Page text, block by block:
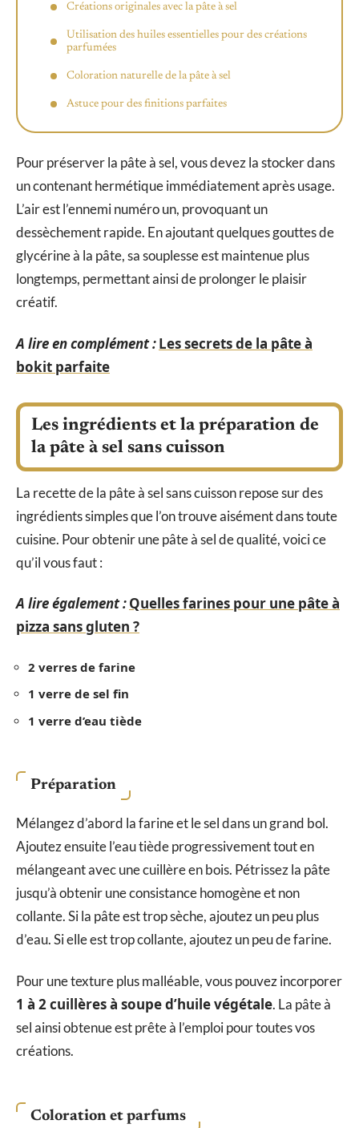
Créations originales avec la pâte à sel
Utilisation des huiles essentielles pour des créations
parfumées
Coloration naturelle de la pâte à sel
Astuce pour des finitions parfaites
Pour préserver la pâte à sel, vous devez la stocker dans
un contenant hermétique immédiatement après usage.
L’air est l’ennemi numéro un, provoquant un
dessèchement rapide. En ajoutant quelques gouttes de
glycérine à la pâte, sa souplesse est maintenue plus
longtemps, permettant ainsi de prolonger le plaisir
créatif.
A lire en complément :Les secrets de la pâte à
bokit parfaite
Les ingrédients et la préparation de
la pâte à sel sans cuisson
La recette de la pâte à sel sans cuisson repose sur des
ingrédients simples que l’on trouve aisément dans toute
cuisine. Pour obtenir une pâte à sel de qualité, voici ce
qu’il vous faut :
A lire également :Quelles farines pour une pâte à
pizza sans gluten ?
2 verres de farine
1 verre de sel fin
1 verre d’eau tiède
Préparation
Mélangez d’abord la farine et le sel dans un grand bol.
Ajoutez ensuite l’eau tiède progressivement tout en
mélangeant avec une cuillère en bois. Pétrissez la pâte
jusqu’à obtenir une consistance homogène et non
collante. Si la pâte est trop sèche, ajoutez un peu plus
d’eau. Si elle est trop collante, ajoutez un peu de farine.
Pour une texture plus malléable, vous pouvez incorporer
1 à 2 cuillères à soupe d’huile végétale. La pâte à
sel ainsi obtenue est prête à l’emploi pour toutes vos
créations.
Coloration et parfums